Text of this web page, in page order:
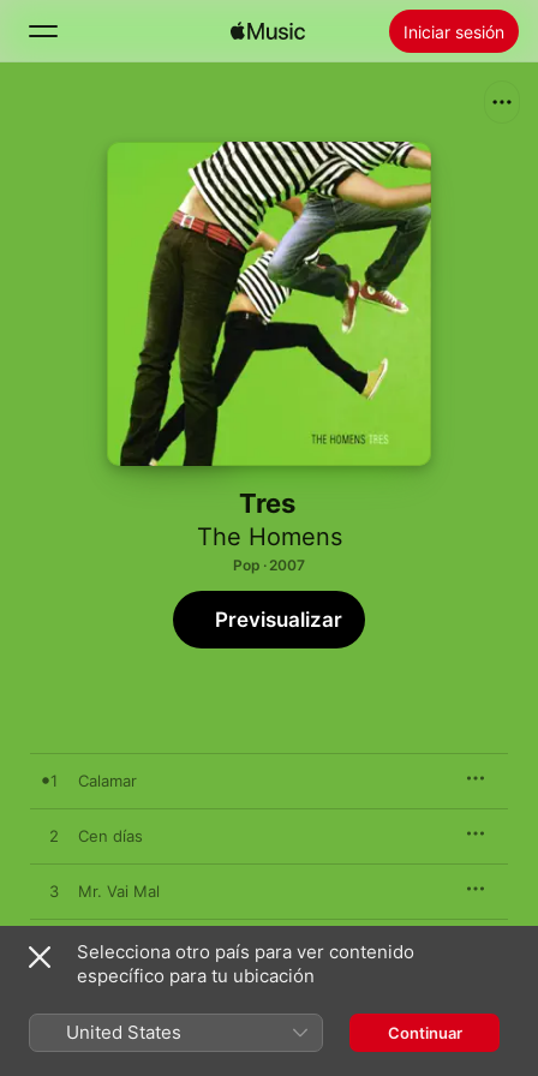
Iniciar sesión
Novedades
Instalar Apple Music
Tres
The Homens
Pop · 2007
Previsualizar
1 Calamar
2 Cen días
3 Mr. Vai Mal
4 Monumentos
6 Opositora
Selecciona otro país para ver contenido
específico para tu ubicación
United States Continuar